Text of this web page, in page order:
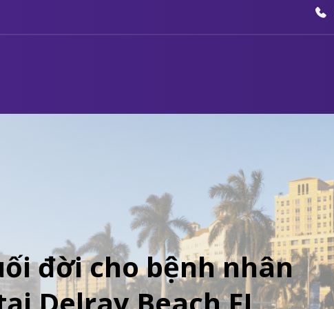
đời cho bệnh nhân